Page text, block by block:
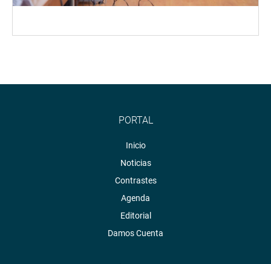
PORTAL
Inicio
Noticias
Contrastes
Agenda
Editorial
Damos Cuenta